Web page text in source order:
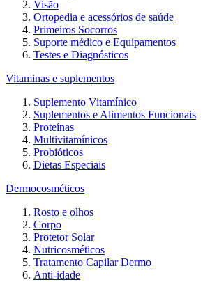
Visão
Ortopedia e acessórios de saúde
Primeiros Socorros
Suporte médico e Equipamentos
Testes e Diagnósticos
Vitaminas e suplementos
Suplemento Vitamínico
Suplementos e Alimentos Funcionais
Proteínas
Multivitamínicos
Probióticos
Dietas Especiais
Dermocosméticos
Rosto e olhos
Corpo
Protetor Solar
Nutricosméticos
Tratamento Capilar Dermo
Anti-idade